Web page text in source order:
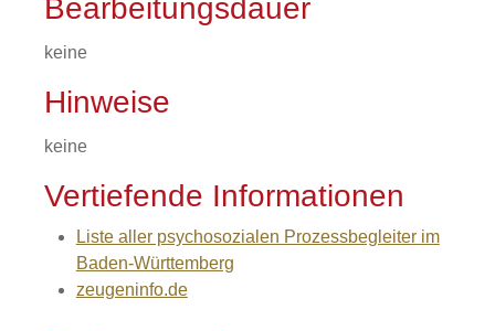
Bearbeitungsdauer
keine
Hinweise
keine
Vertiefende Informationen
Liste aller psychosozialen Prozessbegleiter im
Baden-Württemberg
zeugeninfo.de